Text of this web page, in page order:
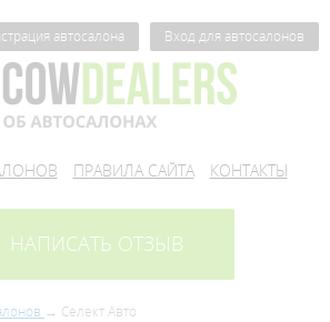
автосалона Вход для автосалонов
ПРАВИЛА САЙТА КОНТАКТЫ
НАПИСАТЬ ОТЗЫВ
Селект Авто